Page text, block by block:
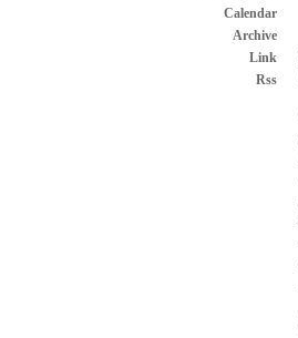
Calendar
Archive
Link
Rss